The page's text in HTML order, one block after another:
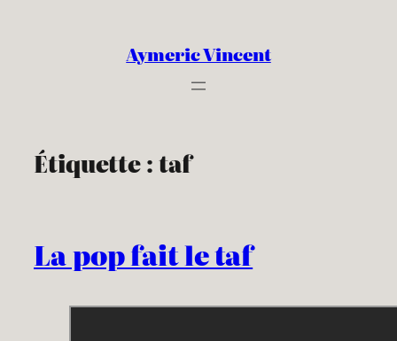
Aymeric Vincent
Étiquette :taf
La pop fait le taf